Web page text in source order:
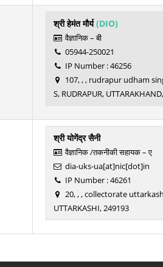
श्री हेमंत मौर्य(DIO)
वैज्ञानिक – बी
05944-250021
IP Number : 46256
107, , , rudrapur udham
S, RUDRAPUR,
श्री योगेंद्र सैनी
वैज्ञानिक /तकनीकी सहायक – ए
dia-uks-ua[at]nic[dot]in
IP Number : 46261
20, , , collectorate
UTTARKASHI, 249193